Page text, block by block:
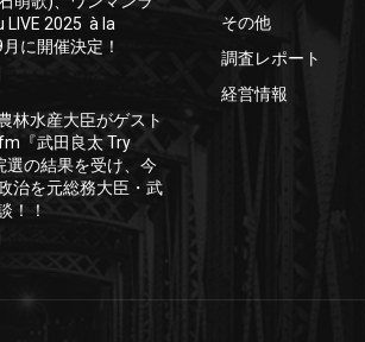
LIVE 2025 à la
に開催決定！
林水産大臣がゲスト
『武田良太 Try
選の結果を受け、今
治を元総務大臣・武
！！
その他
調査レポート
経営情報